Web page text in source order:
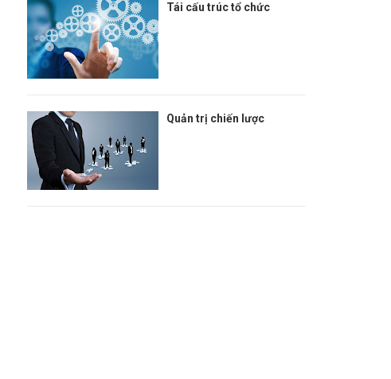
Tái cấu trúc tổ chức
Quản trị chiến lược